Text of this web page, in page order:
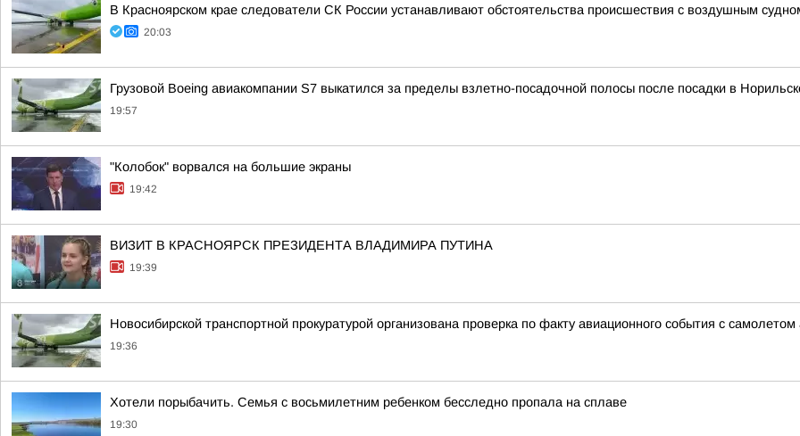
В Красноярском крае следователи СК России устанавливают обстоятельства происшествия с воздушным
20:03
Грузовой Boeing авиакомпании S7 выкатился за пределы взлетно-посадочной полосы после посадки в
19:57
"Колобок" ворвался на большие экраны
19:42
ВИЗИТ В КРАСНОЯРСК ПРЕЗИДЕНТА ВЛАДИМИРА ПУТИНА
19:39
Новосибирской транспортной прокуратурой организована проверка по факту авиационного события с
19:36
Хотели порыбачить. Семья с восьмилетним ребенком бесследно пропала на сплаве
19:30